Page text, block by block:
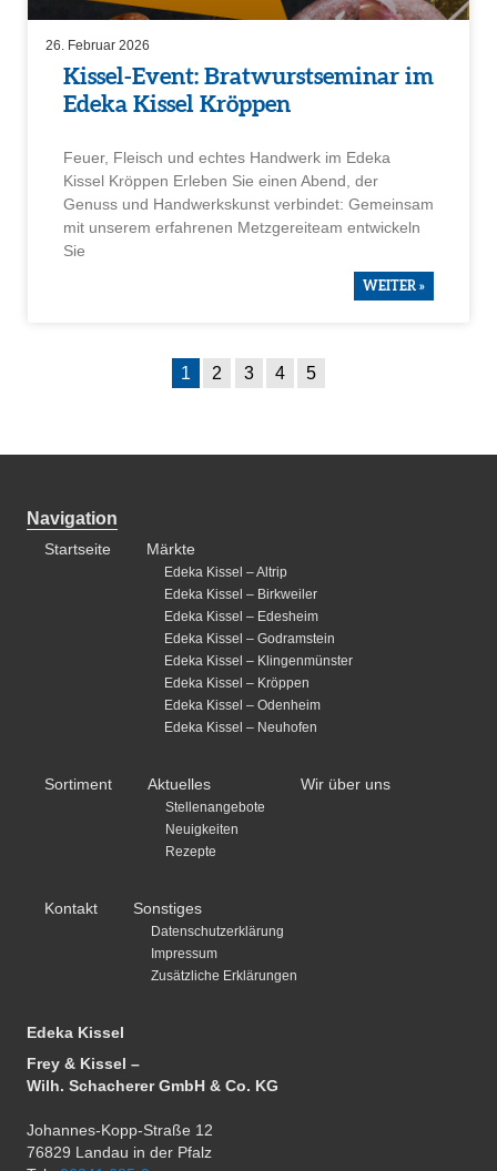
Kissel-Event: Bratwurst­se­minar im
Edeka Kissel Kröppen
Feuer, Fleisch und echtes Handwerk im Edeka
Kissel Kröppen Erleben Sie einen Abend, der
Genuss und Handwerks­kunst verbindet: Gemeinsam
mit unserem erfah­renen Metzge­rei­team entwi­ckeln
Sie
WEITER »
26. Februar 2026
1 2 3 4 5
Navigation
Startseite Märkte
Edeka Kissel – Altrip
Edeka Kissel – Birkweiler
Edeka Kissel – Edesheim
Edeka Kissel – Godramstein
Edeka Kissel – Klingenmünster
Edeka Kissel – Kröppen
Edeka Kissel – Odenheim
Edeka Kissel – Neuhofen
Sortiment Aktuelles
Stellenangebote
Neuigkeiten
Rezepte
Wir über uns
Kontakt Sonstiges
Datenschutzerklärung
Impressum
Zusätzliche Erklärungen
Edeka Kissel
Frey & Kissel –
Wilh. Schacherer GmbH & Co. KG
Johannes-Kopp-Straße 12
76829 Landau in der Pfalz